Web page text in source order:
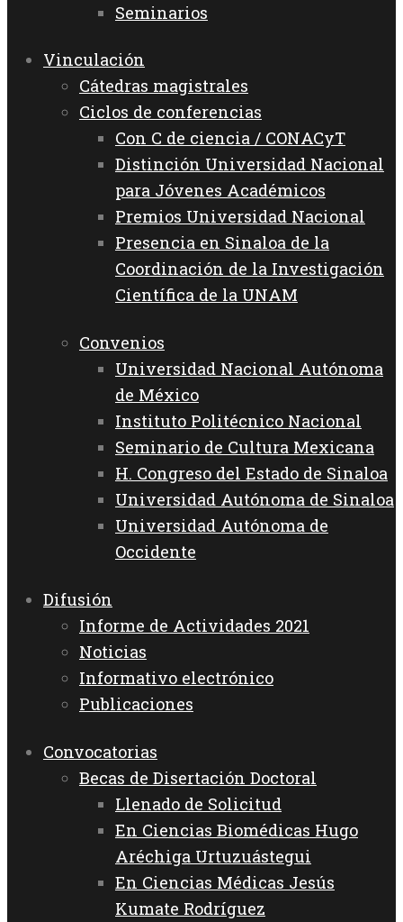
Seminarios
Vinculación
Cátedras magistrales
Ciclos de conferencias
Con C de ciencia / CONACyT
Distinción Universidad Nacional
para Jóvenes Académicos
Premios Universidad Nacional
Presencia en Sinaloa de la
Coordinación de la Investigación
Científica de la UNAM
Convenios
Universidad Nacional Autónoma
de México
Instituto Politécnico Nacional
Seminario de Cultura Mexicana
H. Congreso del Estado de Sinaloa
Universidad Autónoma de Sinaloa
Universidad Autónoma de
Occidente
Difusión
Informe de Actividades 2021
Noticias
Informativo electrónico
Publicaciones
Convocatorias
Becas de Disertación Doctoral
Llenado de Solicitud
En Ciencias Biomédicas Hugo
Aréchiga Urtuzuástegui
En Ciencias Médicas Jesús
Kumate Rodríguez